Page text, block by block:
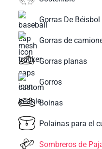
Gorras De Béisbol
Gorras de
Gorras planas
Gorros
Boinas
Polainas para el
Sombreros de